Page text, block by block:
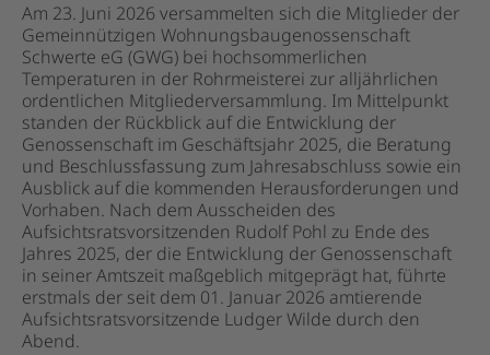
Am 23. Juni 2026 versammelten sich die Mitglieder der
Gemeinnützigen Wohnungsbaugenossenschaft
Schwerte eG (GWG) bei hochsommerlichen
Temperaturen in der Rohrmeisterei zur alljährlichen
ordentlichen Mitgliederversammlung. Im Mittelpunkt
standen der Rückblick auf die Entwicklung der
Genossenschaft im Geschäftsjahr 2025, die Beratung
und Beschlussfassung zum Jahresabschluss sowie ein
Ausblick auf die kommenden Herausforderungen und
Vorhaben. Nach dem Ausscheiden des
Aufsichtsratsvorsitzenden Rudolf Pohl zu Ende des
Jahres 2025, der die Entwicklung der Genossenschaft
in seiner Amtszeit maßgeblich mitgeprägt hat, führte
erstmals der seit dem 01. Januar 2026 amtierende
Aufsichtsratsvorsitzende Ludger Wilde durch den
Abend.